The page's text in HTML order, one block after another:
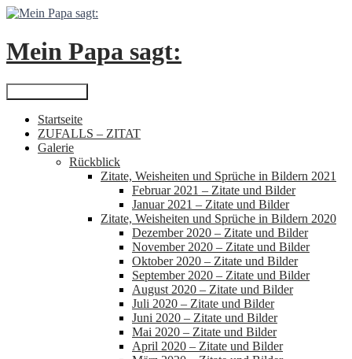
Zum
springen
Mein Papa sagt:
Suchen
Startseite
ZUFALLS – ZITAT
Galerie
Rückblick
Zitate, Weisheiten und Sprüche in Bildern 2021
Februar 2021 – Zitate und Bilder
Januar 2021 – Zitate und Bilder
Zitate, Weisheiten und Sprüche in Bildern 2020
Dezember 2020 – Zitate und Bilder
November 2020 – Zitate und Bilder
Oktober 2020 – Zitate und Bilder
September 2020 – Zitate und Bilder
August 2020 – Zitate und Bilder
Juli 2020 – Zitate und Bilder
Juni 2020 – Zitate und Bilder
Mai 2020 – Zitate und Bilder
April 2020 – Zitate und Bilder